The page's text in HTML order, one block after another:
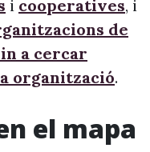
i cooperatives, i
de
a cercar
organització.
el mapa